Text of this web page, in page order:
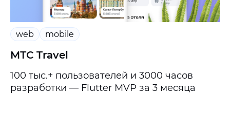
web mobile
МТС Travel
100 тыс.+ пользователей и 3000 часов
разработки — Flutter MVP за 3 месяца